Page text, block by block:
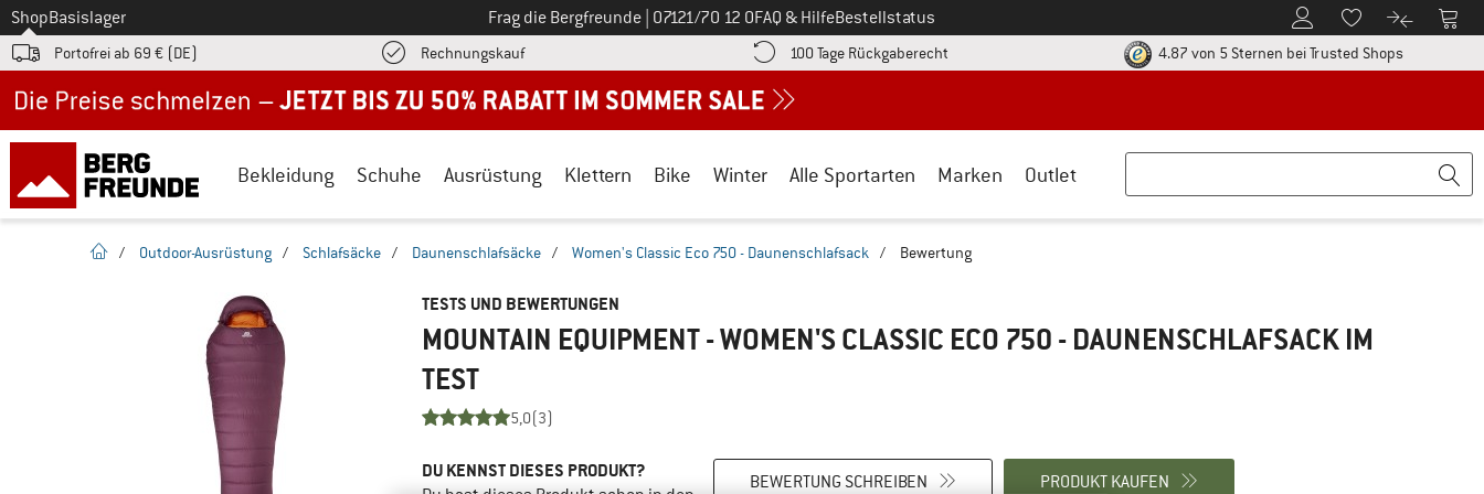
Zum
ShopBasislager Frag die Bergfreunde Ruf uns an unter
07121/70 12 0FAQ & HilfeBestellstatus Zum KundenkontoZum Merkzettel.
Zum Zum
Portofrei ab 69 € (DE) RechnungskaufFinde die Zahlungs-Infos hier! Öffnet sich in einer Infobox
100 Tage Rückgaberecht Gehe hier zu den Rückgabe-Richtlinien Öffnet sich in einer Infobox
4.87 von 5 Sternen bei Trusted ShopsFinde alle
Bekleidung Schuhe Ausrüstung Klettern Bike Winter Alle Sportarten Marken Outlet
Startseite
/ Outdoor-Ausrüstung / Schlafsäcke / Daunenschlafsäcke / Women's Classic Eco 750 - Daunenschlafsack / Bewertung
TESTS UND BEWERTUNGEN
MOUNTAIN EQUIPMENT - WOMEN'S CLASSIC ECO 750 - DAUNENSCHLAFSACK IM
TEST
5,0(3)
DU KENNST DIESES PRODUKT? BEWERTUNG SCHREIBEN PRODUKT KAUFEN